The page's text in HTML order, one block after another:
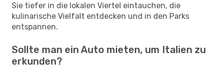
Sie tiefer in die lokalen Viertel eintauchen, die
kulinarische Vielfalt entdecken und in den Parks
entspannen.
Sollte man ein Auto mieten, um Italien zu
erkunden?